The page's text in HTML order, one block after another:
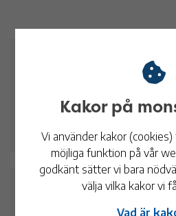
Praktisk
Ålder: 10-18 år
Datum och tid
Kakor på
Vi använder kakor
möjliga funktion på vår
godkänt sätter vi bara
välja vilka kakor vi
Vad är